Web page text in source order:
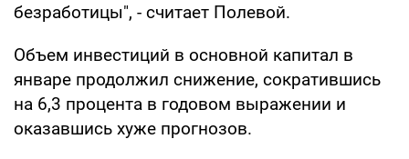
безработицы", - считает Полевой.
Объем инвестиций в основной капитал в
январе продолжил снижение, сократившись
на 6,3 процента в годовом выражении и
оказавшись хуже прогнозов.